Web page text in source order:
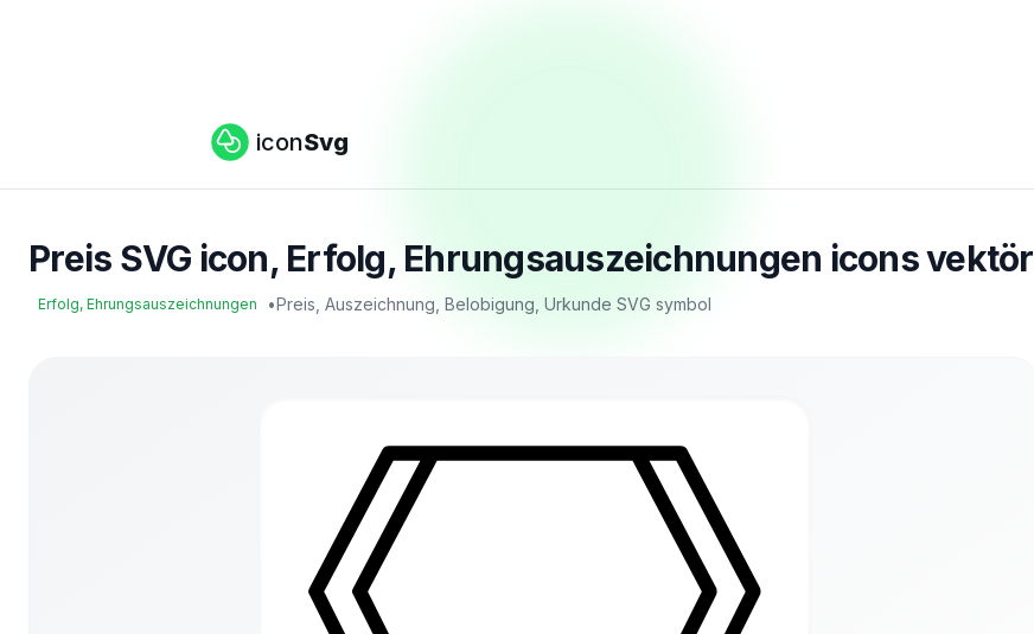
iconSvg
Preis SVG icon, Erfolg, Ehrungsauszeichnungen icons vektör
Erfolg, Ehrungsauszeichnungen •Preis, Auszeichnung, Belobigung, Urkunde SVG symbol